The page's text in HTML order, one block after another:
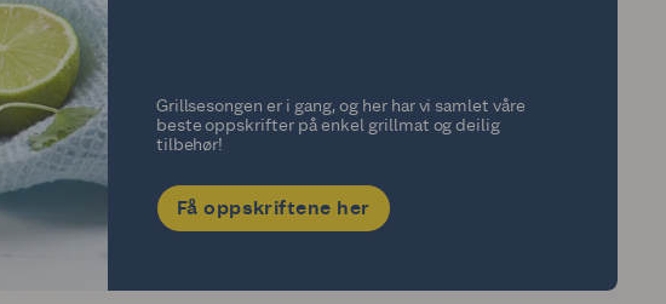
Grillsesongen er i gang, og her har vi samlet våre
beste oppskrifter på enkel grillmat og deilig
tilbehør!
Få oppskriftene her